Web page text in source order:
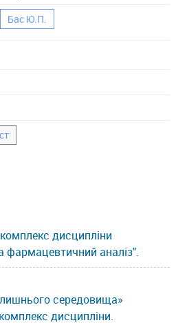
Бас Ю.П.
дисципліни
фармацевтичний аналіз".
середовища»
дисципліни.